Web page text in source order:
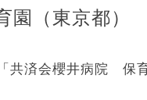
（東京都）
共済会櫻井病院 保